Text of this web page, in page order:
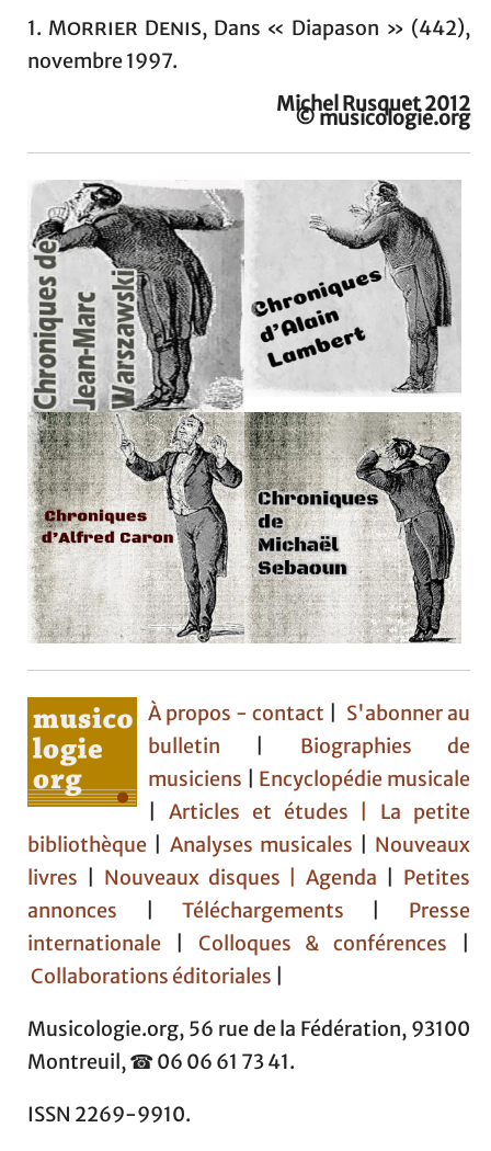
1. Morrier Denis, Dans « Diapason » (442),
novembre 1997.
Michel Rusquet 2012
© musicologie.org
À propos - contact
S'abonner au
bulletin
Biographies de
musiciens
Encyclopédie musicale
|Articles et études | La petite
bibliothèque
Analyses musicales
Nouveaux
livres
Nouveaux disques |Agenda
Petites
annonces
Téléchargements
Presse
internationale
Colloques & conférences
Collaborations éditoriales
Musicologie.org, 56 rue de la Fédération, 93100
Montreuil, ☎ 06 06 61 73 41.
ISSN 2269-9910.